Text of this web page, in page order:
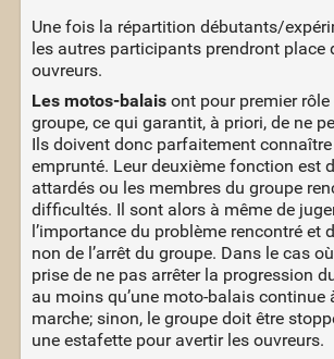
Une fois la répartition débutants/
les autres participants prendront place
ouvreurs.
Les motos-balaisont pour premier rôle
groupe, ce qui garantit, à priori, de ne
Ils doivent donc parfaitement connaître
emprunté. Leur deuxième fonction est
attardés ou les membres du groupe
difficultés. Il sont alors à même de
l’importance du problème rencontré et
non de l’arrêt du groupe. Dans le cas
prise de ne pas arrêter la progression
au moins qu’une moto-balais continue
marche; sinon, le groupe doit être
une estafette pour avertir les ouvreurs.